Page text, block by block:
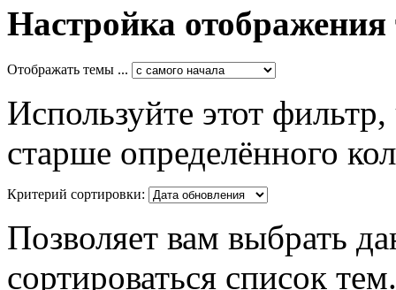
Настройка отображения
Отображать темы ...
Используйте этот
старше определённого
Критерий сортировки:
Позволяет вам выбрать
сортироваться список тем.